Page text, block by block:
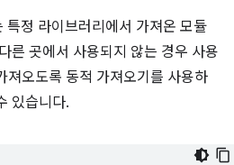
특정 라이브러리에서 가져온 모듈
른 곳에서 사용되지 않는 경우 사용
져오도록 동적 가져오기를 사용하
있습니다.